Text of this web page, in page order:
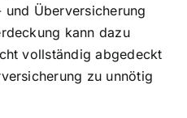
Überversicherung
kann dazu
vollständig abgedeckt
zu unnötig